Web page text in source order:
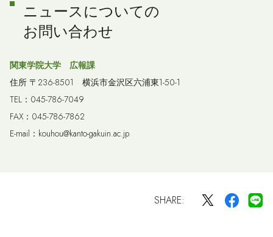
ニュースについての
お問い合わせ
関東学院大学 広報課
住所 〒236-8501 横浜市金沢区六浦東1-50-1
TEL：045-786-7049
FAX：045-786-7862
E-mail：kouhou@kanto-gakuin.ac.jp
SHARE: